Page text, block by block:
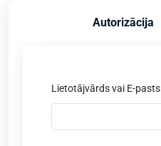
Autorizācija
Lietotājvārds vai E-pasts